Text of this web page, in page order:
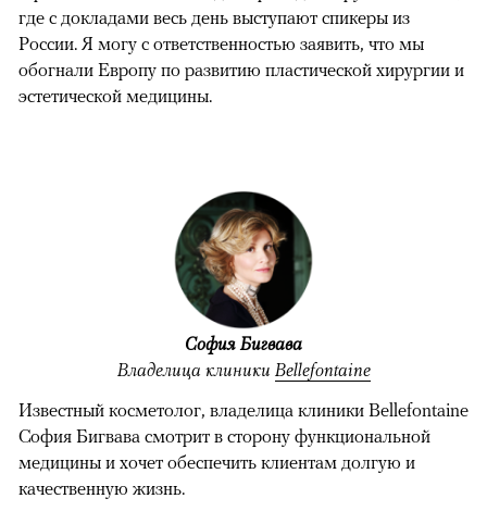
где с докладами весь день выступают спикеры из
России. Я могу с ответственностью заявить, что мы
обогнали Европу по развитию пластической хирургии и
эстетической медицины.
София Бигвава
Владелица клиники Bellefontaine
Известный косметолог, владелица клиники Bellefontaine
София Бигвава смотрит в сторону функциональной
медицины и хочет обеспечить клиентам долгую и
качественную жизнь.